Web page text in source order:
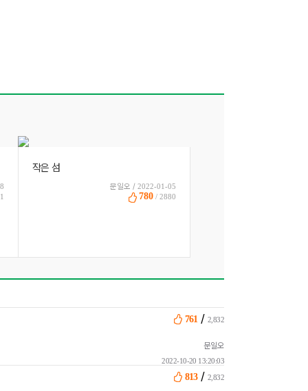
작은 섬
문일오 / 2022-01-05
780 / 2880
761 / 2,832
문일오
2022-10-20 13:20:03
813/ 2,832